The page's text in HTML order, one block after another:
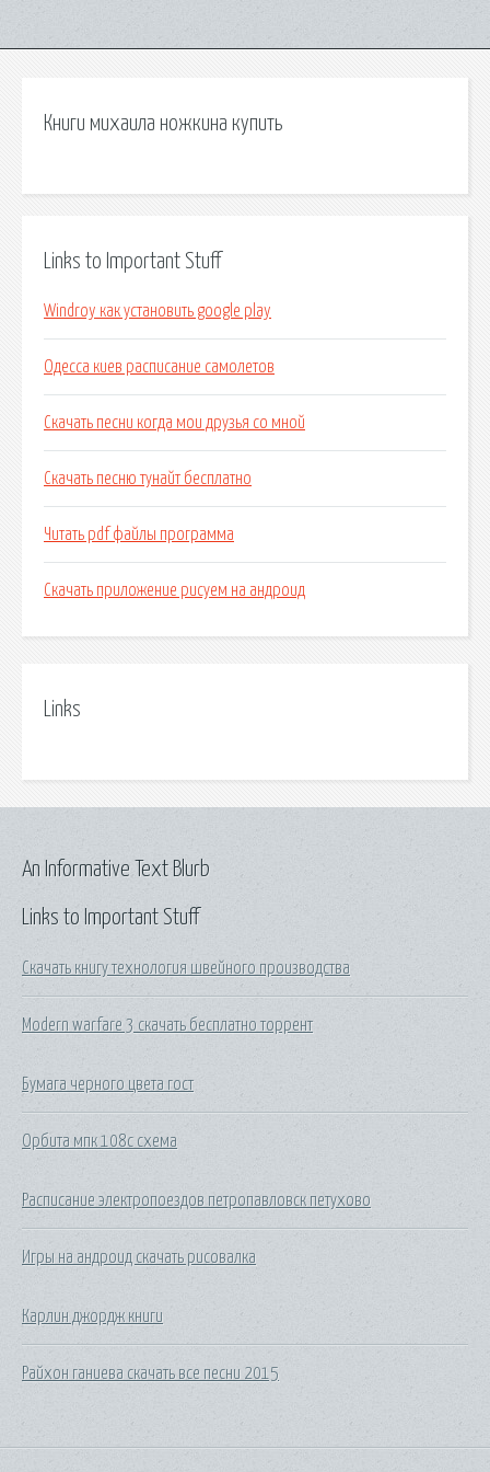
Книги михаила ножкина купить
Links to Important Stuff
Windroy как установить google play
Одесса киев расписание самолетов
Скачать песни когда мои друзья со мной
Скачать песню тунайт бесплатно
Читать pdf файлы программа
Скачать приложение рисуем на андроид
Links
Links to Important Stuff
Скачать книгу технология швейного производства
Modern warfare 3 скачать бесплатно торрент
Бумага черного цвета гост
Орбита мпк 108с схема
Расписание электропоездов петропавловск петухово
Игры на андроид скачать рисовалка
Карлин джордж книги
Райхон ганиева скачать все песни 2015
An Informative Text Blurb